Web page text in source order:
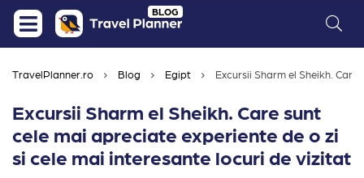
Skip
content
BLOG
TravelPlanner.ro Blog Egipt Excursii Sharm el Sheikh.
Excursii Sharm el Sheikh. Care sunt
cele mai apreciate experiente de o zi
si cele mai interesante locuri de vizitat